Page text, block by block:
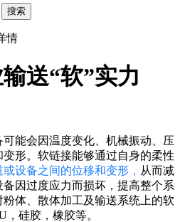
情
送“软”实力
能会因温度变化、机械振动、压
形。软链接能够通过自身的柔性
设备之间的位移和变形， 从而减
因过度应力而损坏，提高整个系
体、散体加工及输送系统上的软
硅胶，橡胶等。